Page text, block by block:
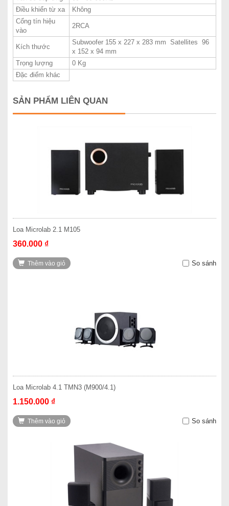
Điều khiển từ xa
Không
Cổng tín hiệu
vào
2RCA
Kích thước
Subwoofer 155 x 227 x 283 mm Satellites 96
x 152 x 94 mm
Trọng lượng
0 Kg
Đặc điểm khác
SẢN PHẨM LIÊN QUAN
Loa Microlab 2.1 M105
360.000 ₫
Thêm vào giỏ So sánh
Loa Microlab 4.1 TMN3 (M900/4.1)
1.150.000 ₫
Thêm vào giỏ So sánh